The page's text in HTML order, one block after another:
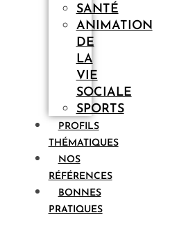
SANTÉ
ANIMATION
DE
LA
VIE
SOCIALE
SPORTS
PROFILS
THÉMATIQUES
NOS
RÉFÉRENCES
BONNES
PRATIQUES